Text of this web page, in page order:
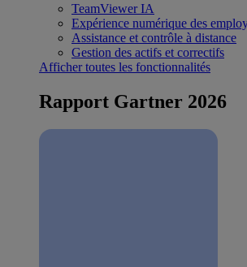
TeamViewer IA
Expérience numérique des
Assistance et contrôle à distance
Gestion des actifs et correctifs
Afficher toutes les fonctionnalités
Rapport Gartner 2026